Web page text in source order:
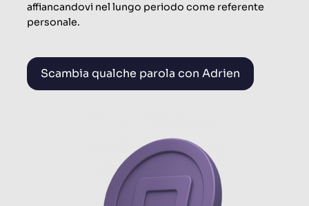
affiancandovi nel lungo periodo come referente
personale.
Scambia qualche parola con Adrien